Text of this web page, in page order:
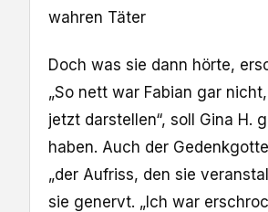
wahren Täter
Doch was sie dann hörte,
„So nett war Fabian gar
jetzt darstellen“, soll Gina H.
haben. Auch der
„der Aufriss, den sie
sie genervt. „Ich war